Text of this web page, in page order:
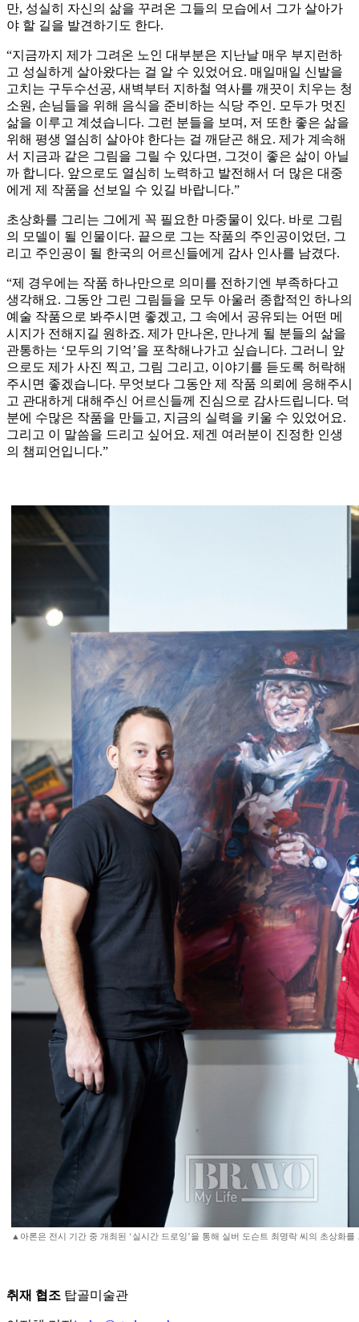
만, 성실히 자신의 삶을 꾸려온 그들의 모습에서 그가 살아가
야 할 길을 발견하기도 한다.
“지금까지 제가 그려온 노인 대부분은 지난날 매우 부지런하
고 성실하게 살아왔다는 걸 알 수 있었어요. 매일매일 신발을
고치는 구두수선공, 새벽부터 지하철 역사를 깨끗이 치우는 청
소원, 손님들을 위해 음식을 준비하는 식당 주인. 모두가 멋진
삶을 이루고 계셨습니다. 그런 분들을 보며, 저 또한 좋은 삶을
위해 평생 열심히 살아야 한다는 걸 깨닫곤 해요. 제가 계속해
서 지금과 같은 그림을 그릴 수 있다면, 그것이 좋은 삶이 아닐
까 합니다. 앞으로도 열심히 노력하고 발전해서 더 많은 대중
에게 제 작품을 선보일 수 있길 바랍니다.”
초상화를 그리는 그에게 꼭 필요한 마중물이 있다. 바로 그림
의 모델이 될 인물이다. 끝으로 그는 작품의 주인공이었던, 그
리고 주인공이 될 한국의 어르신들에게 감사 인사를 남겼다.
“제 경우에는 작품 하나만으로 의미를 전하기엔 부족하다고
생각해요. 그동안 그린 그림들을 모두 아울러 종합적인 하나의
예술 작품으로 봐주시면 좋겠고, 그 속에서 공유되는 어떤 메
시지가 전해지길 원하죠. 제가 만나온, 만나게 될 분들의 삶을
관통하는 ‘모두의 기억’을 포착해나가고 싶습니다. 그러니 앞
으로도 제가 사진 찍고, 그림 그리고, 이야기를 듣도록 허락해
주시면 좋겠습니다. 무엇보다 그동안 제 작품 의뢰에 응해주시
고 관대하게 대해주신 어르신들께 진심으로 감사드립니다. 덕
분에 수많은 작품을 만들고, 지금의 실력을 키울 수 있었어요.
그리고 이 말씀을 드리고 싶어요. 제겐 여러분이 진정한 인생
의 챔피언입니다.”
▲아론은 전시 기간 중 개최된 ‘실시간 드로잉’을 통해 실버 도슨트 최명락 씨의 초상화
취재 협조 탑골미술관